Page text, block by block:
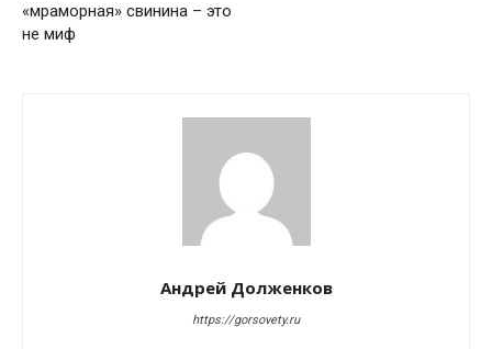
«мраморная» свинина – это
не миф
Андрей Долженков
https://gorsovety.ru